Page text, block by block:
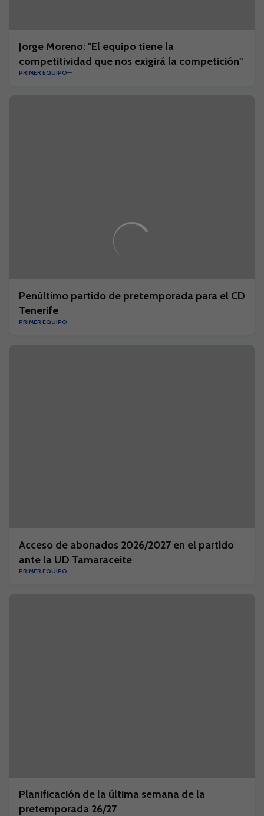
Jorge Moreno: "El equipo tiene la
competitividad que nos exigirá la competición"
PRIMER EQUIPO
Penúltimo partido de pretemporada para el CD
Tenerife
PRIMER EQUIPO
Acceso de abonados 2026/2027 en el partido
ante la UD Tamaraceite
PRIMER EQUIPO
Planificación de la última semana de la
pretemporada 26/27